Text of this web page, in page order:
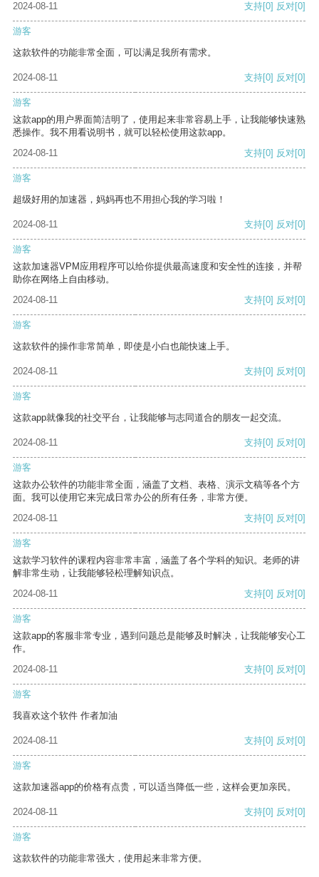
2024-08-11
支持[0] 反对[0]
游客
这款软件的功能非常全面，可以满足我所有需求。
2024-08-11 支持[0] 反对[0]
游客
这款app的用户界面简洁明了，使用起来非常容易上手，让我能够快速熟
悉操作。我不用看说明书，就可以轻松使用这款app。
2024-08-11
支持[0] 反对[0]
游客
超级好用的加速器，妈妈再也不用担心我的学习啦！
2024-08-11 支持[0] 反对[0]
游客
这款加速器VPM应用程序可以给你提供最高速度和安全性的连接，并帮
助你在网络上自由移动。
2024-08-11
支持[0] 反对[0]
游客
这款软件的操作非常简单，即使是小白也能快速上手。
2024-08-11 支持[0] 反对[0]
游客
这款app就像我的社交平台，让我能够与志同道合的朋友一起交流。
2024-08-11 支持[0] 反对[0]
游客
这款办公软件的功能非常全面，涵盖了文档、表格、演示文稿等各个方
面。我可以使用它来完成日常办公的所有任务，非常方便。
2024-08-11
支持[0] 反对[0]
游客
这款学习软件的课程内容非常丰富，涵盖了各个学科的知识。老师的讲
解非常生动，让我能够轻松理解知识点。
2024-08-11
支持[0] 反对[0]
游客
这款app的客服非常专业，遇到问题总是能够及时解决，让我能够安心工
作。
2024-08-11
支持[0] 反对[0]
游客
我喜欢这个软件 作者加油
2024-08-11 支持[0] 反对[0]
游客
这款加速器app的价格有点贵，可以适当降低一些，这样会更加亲民。
2024-08-11 支持[0] 反对[0]
游客
这款软件的功能非常强大，使用起来非常方便。